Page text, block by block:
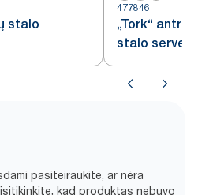
stalo
477846
„Tork“
stalo
pasiteiraukite, ar nėra
kad produktas nebuvo